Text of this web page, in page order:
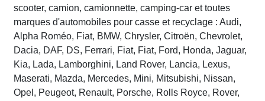
scooter, camion, camionnette, camping-car et toutes
marques d'automobiles pour casse et recyclage : Audi,
Alpha Roméo, Fiat, BMW, Chrysler, Citroën, Chevrolet,
Dacia, DAF, DS, Ferrari, Fiat, Fiat, Ford, Honda, Jaguar,
Kia, Lada, Lamborghini, Land Rover, Lancia, Lexus,
Maserati, Mazda, Mercedes, Mini, Mitsubishi, Nissan,
Opel, Peugeot, Renault, Porsche, Rolls Royce, Rover,